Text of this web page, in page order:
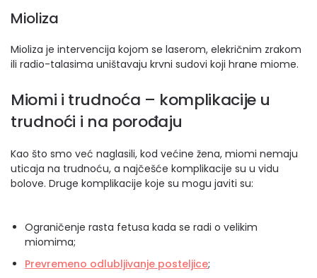
Mioliza
Mioliza je intervencija kojom se laserom, elekričnim zrakom
ili radio-talasima uništavaju krvni sudovi koji hrane miome.
Miomi i trudnoća – komplikacije u
trudnoći i na porođaju
Kao što smo već naglasili, kod većine žena, miomi nemaju
uticaja na trudnoću, a najčešće komplikacije su u vidu
bolove. Druge komplikacije koje su mogu javiti su:
Ograničenje rasta fetusa kada se radi o velikim
miomima;
Prevremeno odlubljivanje posteljice;